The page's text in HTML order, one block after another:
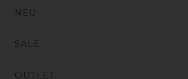
NEU
SALE
OUTLET